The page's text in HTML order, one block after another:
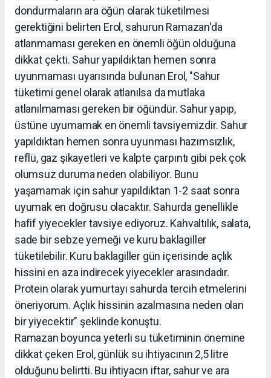
dondurmaların ara öğün olarak tüketilmesi
gerektiğini belirten Erol, sahurun Ramazan'da
atlanmaması gereken en önemli öğün olduğuna
dikkat çekti. Sahur yapıldıktan hemen sonra
uyunmaması uyarısında bulunan Erol, "Sahur
tüketimi genel olarak atlanılsa da mutlaka
atlanılmaması gereken bir öğündür. Sahur yapıp,
üstüne uyumamak en önemli tavsiyemizdir. Sahur
yapıldıktan hemen sonra uyunması hazımsızlık,
reflü, gaz şikayetleri ve kalpte çarpıntı gibi pek çok
olumsuz duruma neden olabiliyor. Bunu
yaşamamak için sahur yapıldıktan 1-2 saat sonra
uyumak en doğrusu olacaktır. Sahurda genellikle
hafif yiyecekler tavsiye ediyoruz. Kahvaltılık, salata,
sade bir sebze yemeği ve kuru baklagiller
tüketilebilir. Kuru baklagiller gün içerisinde açlık
hissini en aza indirecek yiyecekler arasındadır.
Protein olarak yumurtayı sahurda tercih etmelerini
öneriyorum. Açlık hissinin azalmasına neden olan
bir yiyecektir" şeklinde konuştu.
Ramazan boyunca yeterli su tüketiminin önemine
dikkat çeken Erol, günlük su ihtiyacının 2,5 litre
olduğunu belirtti. Bu ihtiyacın iftar, sahur ve ara